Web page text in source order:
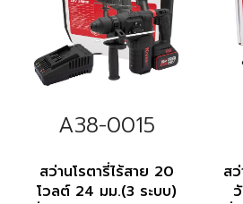
A38-0015
สว่านโรตารี่ไร้สาย 20
โวลต์ 24 มม.(3 ระบบ)
ส